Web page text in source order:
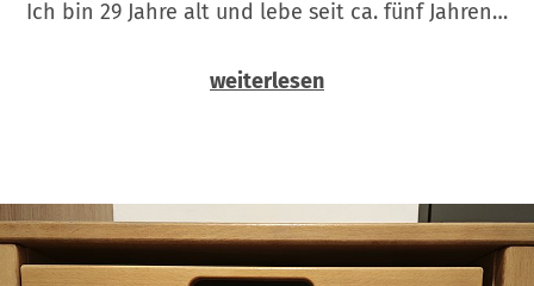
Ich bin 29 Jahre alt und lebe seit ca. fünf Jahren…
weiterlesen